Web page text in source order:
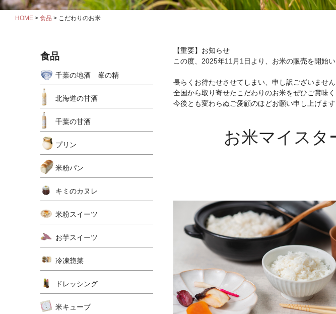
HOME 食品 こだわりのお米
食品
千葉の地酒 峯の精
北海道の甘酒
千葉の甘酒
プリン
米粉パン
キミのカヌレ
米粉スイーツ
お芋スイーツ
冷凍惣菜
ドレッシング
米キューブ
【重要】お知らせ
この度、2025年11月1日より、お米の販売を開始い
長らくお待たせさせてしまい、申し訳ございません
全国から取り寄せたこだわりのお米をぜひご賞味く
今後とも変わらぬご愛顧のほどお願い申し上げます
お米マイスタ